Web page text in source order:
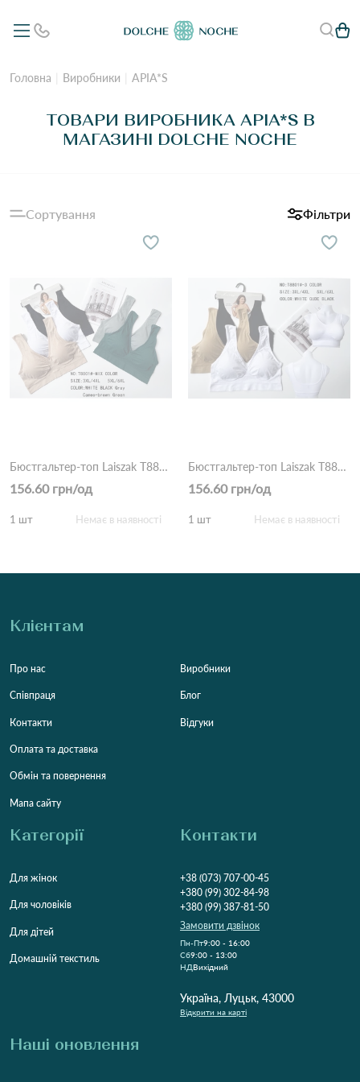
Головна Виробники APIA*S
ТОВАРИ ВИРОБНИКА APIA*S В
МАГАЗИНІ DOLCHE NOCHE
Сортування Фільтри
Бюстгальтер-топ Laiszak T8801 Різні кольори
156.60 грн/од
1 шт Немає в наявності
Бюстгальтер-топ Laiszak T8801 Три кольори
156.60 грн/од
1 шт Немає в наявності
Клієнтам
Про нас
Співпраця
Контакти
Оплата та доставка
Обмін та повернення
Мапа сайту
Виробники
Блог
Відгуки
Категорії
Для жінок
Для чоловіків
Для дітей
Домашній текстиль
Контакти
+38 (073) 707-00-45
+380 (99) 302-84-98
+380 (99) 387-81-50
Замовити дзвінок
Пн-Пт9:00 - 16:00
Cб9:00 - 13:00
НДВихідний
Україна, Луцьк, 43000
Відкрити на карті
Наші оновлення